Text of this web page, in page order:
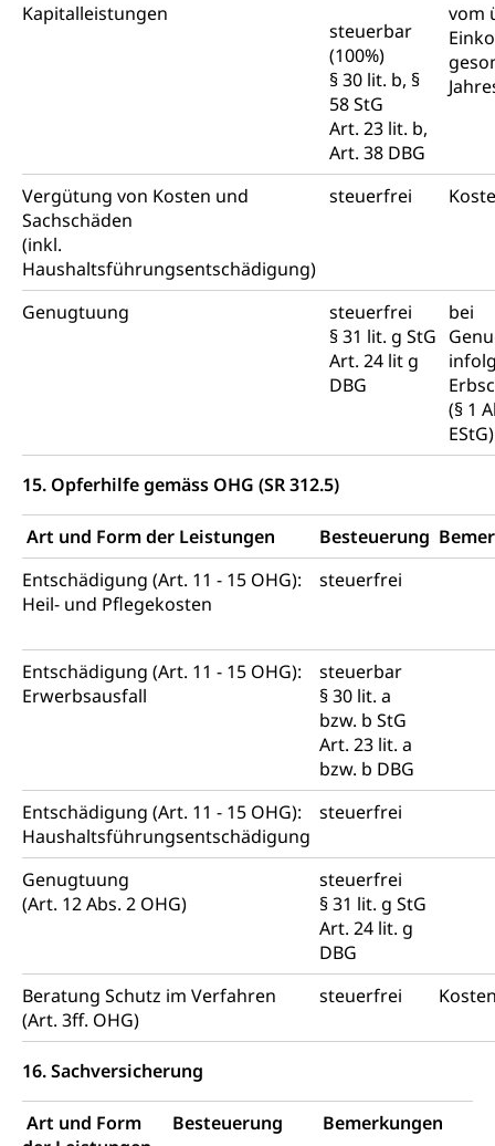
Kapitalleistungen
steuerbar
(100%)
§ 30 lit. b, §
58 StG
Art. 23 lit. b,
Art. 38 DBG
vom
Vergütung von Kosten und
Sachschäden
(inkl.
Haushaltsführungsentschädigung)
steuerfrei
Genugtuung
steuerfrei
§ 31 lit. g StG
Art. 24 lit g
DBG
bei
(§ 1
15. Opferhilfe gemäss OHG (SR 312.5)
Art und Form der Leistungen Besteuerung
Entschädigung (Art. 11 - 15 OHG):
Heil- und Pflegekosten
steuerfrei
Entschädigung (Art. 11 - 15 OHG):
Erwerbsausfall
steuerbar
§ 30 lit. a
bzw. b StG
Art. 23 lit. a
bzw. b DBG
Entschädigung (Art. 11 - 15 OHG):
Haushaltsführungsentschädigung
steuerfrei
Genugtuung
(Art. 12 Abs. 2 OHG)
steuerfrei
§ 31 lit. g StG
Art. 24 lit. g
DBG
Beratung Schutz im Verfahren
(Art. 3ff. OHG)
steuerfrei
16. Sachversicherung
Art und Form
Besteuerung Bemerkungen